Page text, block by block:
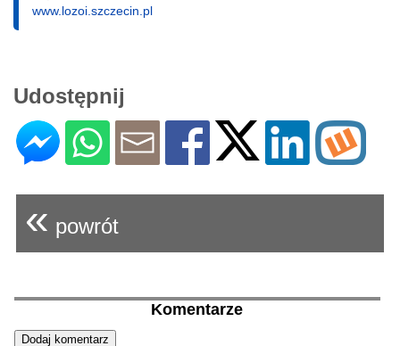
www.lozoi.szczecin.pl
Udostępnij
« powrót
Komentarze